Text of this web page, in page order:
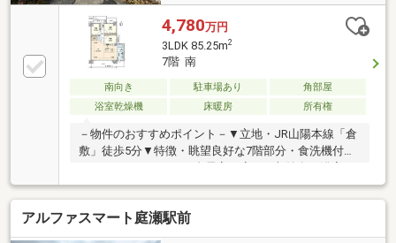
4,780万円
3LDK 85.25m2
7階 南
南向き 駐車場あり
角部屋
浴室乾燥機
床暖房 所有権
－物件のおすすめポイント－▼立地・JR山陽本線「倉
敷」徒歩5分▼特徴・眺望良好な7階部分・食洗機付の
1620サイズ、浴室乾燥機・窓付・奥行最大2mの両面
バルコニー・門扉付の玄関ポーチ・ペット飼育可能(細
則有)▼設備・床暖房(LD)・スロップシンク・宅配ボッ
クス▼周辺環境・マルナカ倉敷駅前店 徒歩4分(約
アルファスマート庭瀬駅前